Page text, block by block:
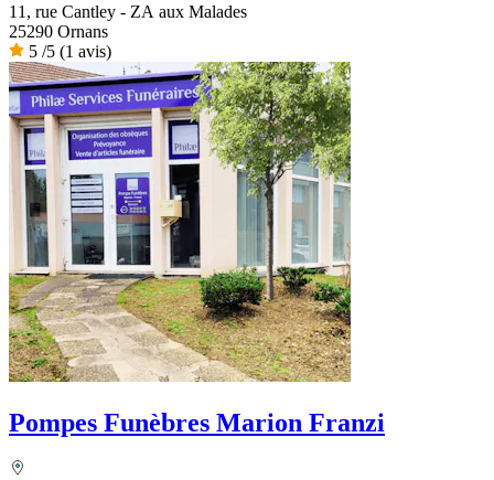
11, rue Cantley - ZA aux Malades
25290 Ornans
5 /5 (1 avis)
Pompes Funèbres Marion Franzi